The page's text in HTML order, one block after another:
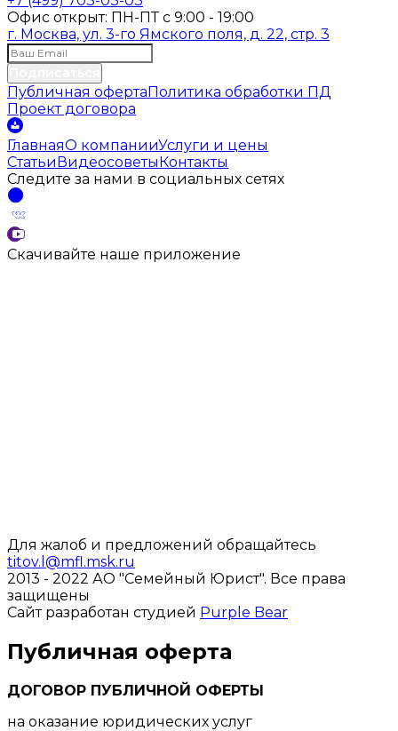
Офис открыт: ПН-ПТ с 9:00 - 19:00
г. Москва, ул. 3-го Ямского поля, д. 22, стр. 3
Публичная офертаПолитика обработки ПД
Проект договора
ГлавнаяО компанииУслуги и цены
СтатьиВидеосоветыКонтакты
Следите за нами в социальных сетях
Скачивайте наше приложение
Для жалоб и предложений обращайтесь
titov.l@mfl.msk.ru
2013 - 2022 АО "Семейный Юрист". Все права
защищены
Сайт разработан студией Purple Bear
Публичная оферта
ДОГОВОР ПУБЛИЧНОЙ ОФЕРТЫ
на оказание юридических услуг